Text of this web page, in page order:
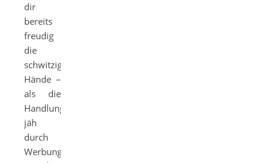
dir
bereits
freudig
die
schwitzigen
Hände –
als die
Handlung
jäh
durch
Werbung